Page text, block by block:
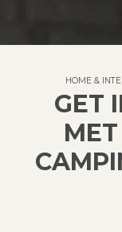
HOME &
GET